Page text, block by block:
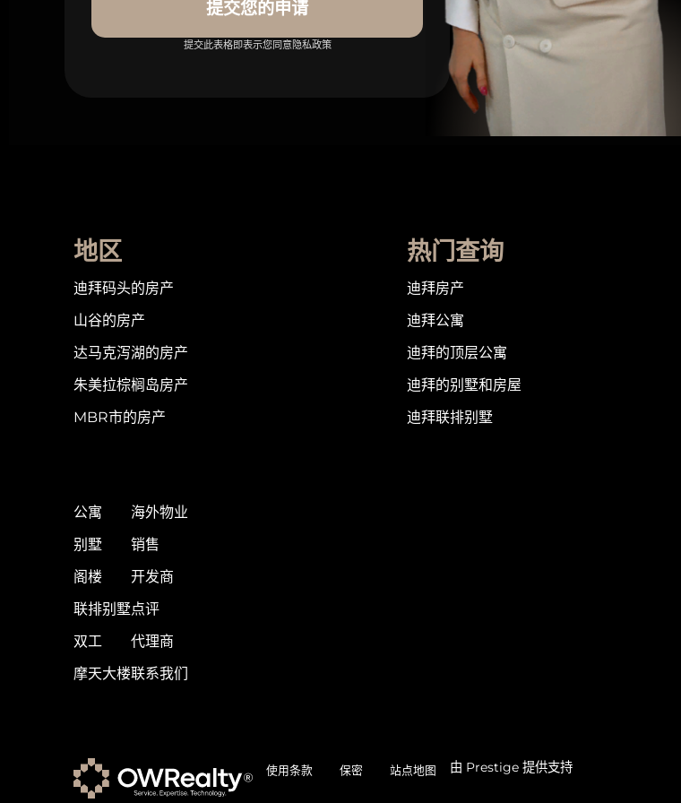
提交您的申请
提交此表格即表示您同意隐私政策
地区
迪拜码头的房产
山谷的房产
达马克泻湖的房产
朱美拉棕榈岛房产
MBR市的房产
热门查询
迪拜房产
迪拜公寓
迪拜的顶层公寓
迪拜的别墅和房屋
迪拜联排别墅
公寓
别墅
阁楼
联排别墅
双工
摩天大楼
海外物业
销售
开发商
点评
代理商
联系我们
使用条款 保密 站点地图 由 Prestige 提供支持